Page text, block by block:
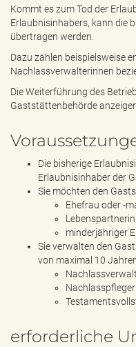
Kommt es zum Tod der
Erlaubnisinhabers, kann die
übertragen werden.
Dazu zählen beispielsweise
Nachlassverwalterinnen
Die Weiterführung des
Gaststättenbehörde
Die bisherige
Erlaubnisinhaber der
Sie möchten den
Ehefrau oder -
minderjähriger
Sie verwalten den
von maximal 10
erforderliche